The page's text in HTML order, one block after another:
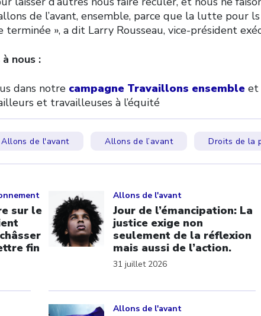
de l’avant, ensemble, parce que la lutte pour
terminée », a dit Larry Rousseau, vice-président
nous :
dans notre campagne Travaillons ensemble et
et travailleuses à l’équité
Allons de l'avant Allons de l’avant Droits de la
sur le
fin
Allons de l'avant
Jour de l’émancipation: La
justice exige non
seulement de la réflexion
mais aussi de l’action.
31 juillet 2026
Allons de l'avant